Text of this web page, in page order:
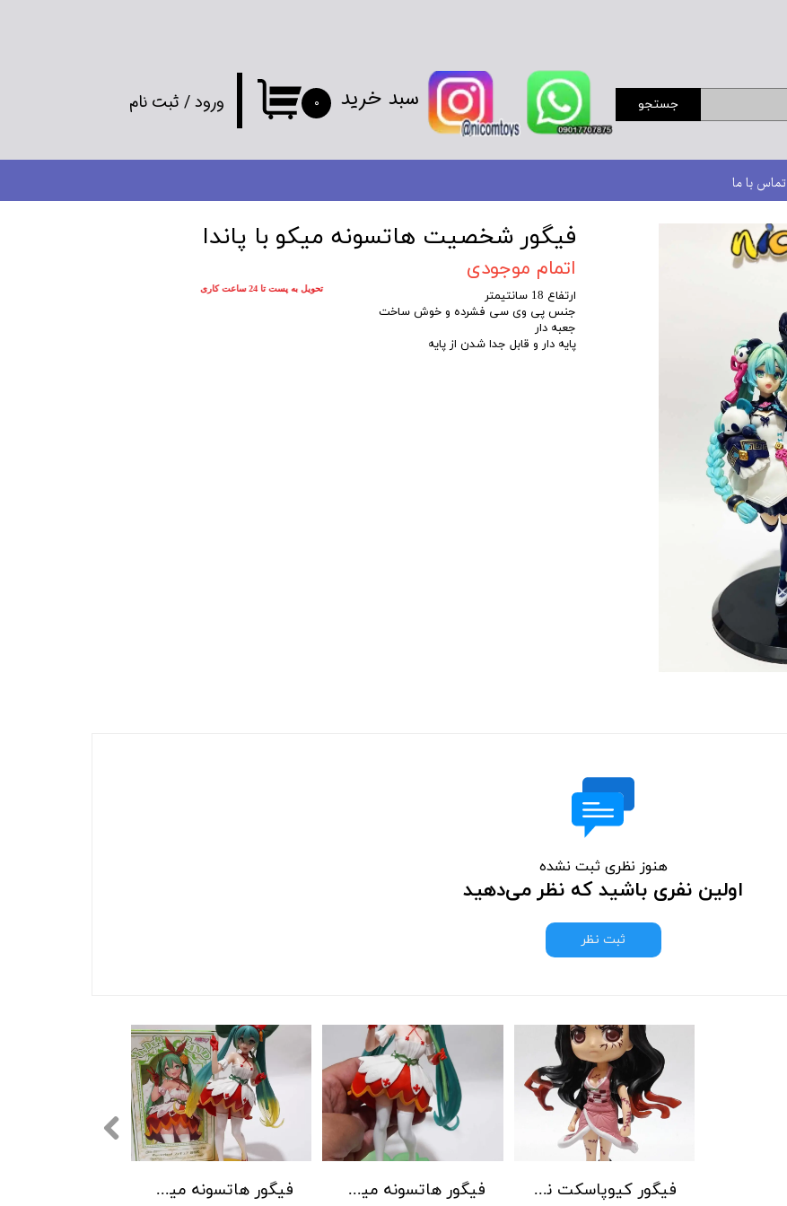
ورود/ ثبت نام جستجو ۰ سبد خرید
تماس با ما
فیگور شخصیت هاتسونه میکو با پاندا
اتمام موجودی
ارتفاع 18 سانتیمتر
جنس پی وی سی فشرده و خوش ساخت
جعبه دار
پایه دار و قابل جدا شدن از پایه
هنوز نظری ثبت نشده
اولین نفری باشید که نظر می‌دهید
ثبت نظر
فیگور هاتسونه میکو طرح 4 فیگور هاتسونه میکو طرح 5 فیگور کیوپاسکت نزوکو انیمه شیطانکش
تحویل به پست تا 24 ساعت کاری